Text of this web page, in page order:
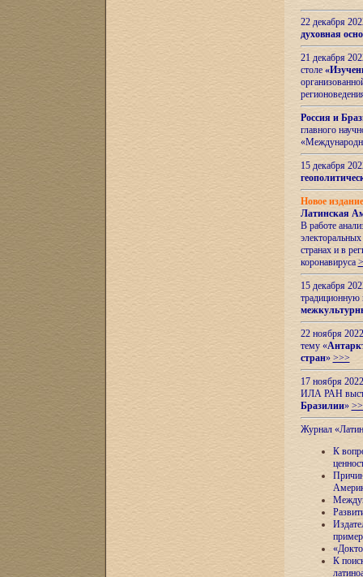
22 декабря
духовная
21 декабря
столе
Россия и
главного
15 декабря
Новое
Латинская
В работе
странах и в
коронавируса
15 декабря
22 ноября
тему «
стран» >>>
17 ноября
ИЛА РАН
Бразилии»
Журнал
К
К